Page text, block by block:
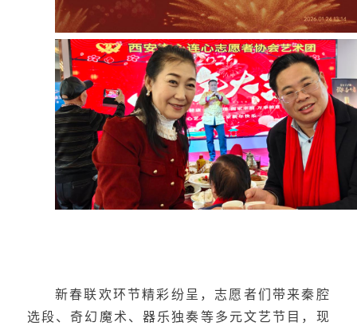
新春联欢环节精彩纷呈，志愿者们带来秦腔
选段、奇幻魔术、器乐独奏等多元文艺节目，现